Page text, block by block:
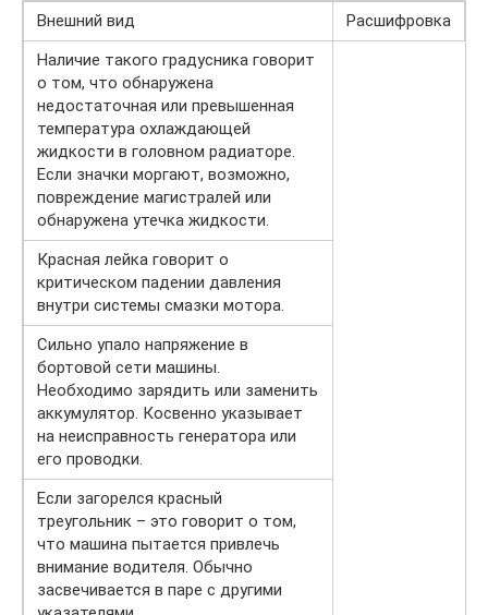
Внешний вид
Расшифровка
Наличие такого градусника говорит
о том, что обнаружена
недостаточная или превышенная
температура охлаждающей
жидкости в головном радиаторе.
Если значки моргают, возможно,
повреждение магистралей или
обнаружена утечка жидкости.
Красная лейка говорит о
критическом падении давления
внутри системы смазки мотора.
Сильно упало напряжение в
бортовой сети машины.
Необходимо зарядить или заменить
аккумулятор. Косвенно указывает
на неисправность генератора или
его проводки.
Если загорелся красный
треугольник – это говорит о том,
что машина пытается привлечь
внимание водителя. Обычно
засвечивается в паре с другими